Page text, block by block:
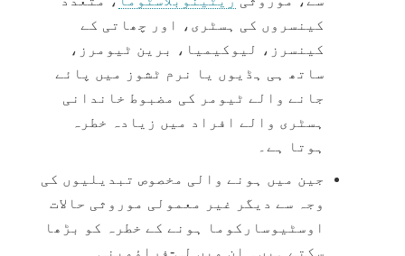
کینسروں کی ہسٹری، اور چھاتی کے
کینسرز، لیوکیمیا، برین ٹیومرز،
ساتھ ہی ہڈیوں یا نرم ٹشوز میں پائے
جانے والے ٹیومر کی مضبوط خاندانی
ہسٹری والے افراد میں زیادہ خطرہ
ہوتا ہے۔
جین میں ہونے والی مخصوص تبدیلیوں کی
وجہ سے دیگر غیر معمولی موروثی حالات
اوسٹیوسارکوما ہونے کے خطرہ کو بڑھا
سکتے ہیں۔ ان میں لی-فراؤمینی